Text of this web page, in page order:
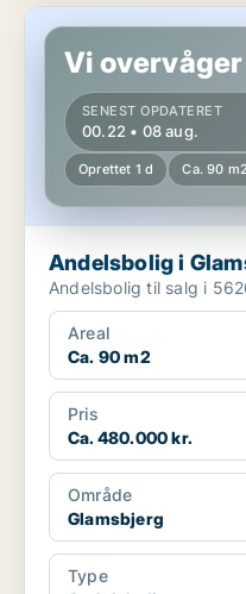
Andelsbolig i Glamsbjerg
Vi
SENEST OPDATERET
00.22 • 08 aug.
Oprettet 1 d Ca. 90 m2
Andelsbolig i
Andelsbolig til salg i
Areal
Ca. 90 m2
Pris
Ca. 480.000 kr.
Område
Glamsbjerg
Type